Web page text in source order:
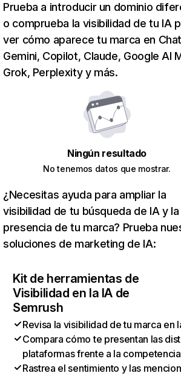
Prueba a introducir un dominio
o comprueba la visibilidad de tu IA
ver cómo aparece tu marca en
Gemini, Copilot, Claude, Google AI
Grok, Perplexity y más.
Ningún resultado
No tenemos datos que mostrar.
¿Necesitas ayuda para ampliar la
visibilidad de tu búsqueda de IA y la
presencia de tu marca? Prueba
soluciones de marketing de IA:
Kit de herramientas de
Visibilidad en la IA de
Semrush
Revisa la visibilidad de tu marca en
Compara cómo te presentan las
plataformas frente a la competencia
Rastrea el sentimiento y las